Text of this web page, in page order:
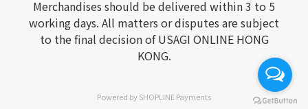
Merchandises should be delivered within 3 to 5
working days. All matters or disputes are subject
to the final decision of USAGI ONLINE HONG
KONG.
Powered bySHOPLINE Payments